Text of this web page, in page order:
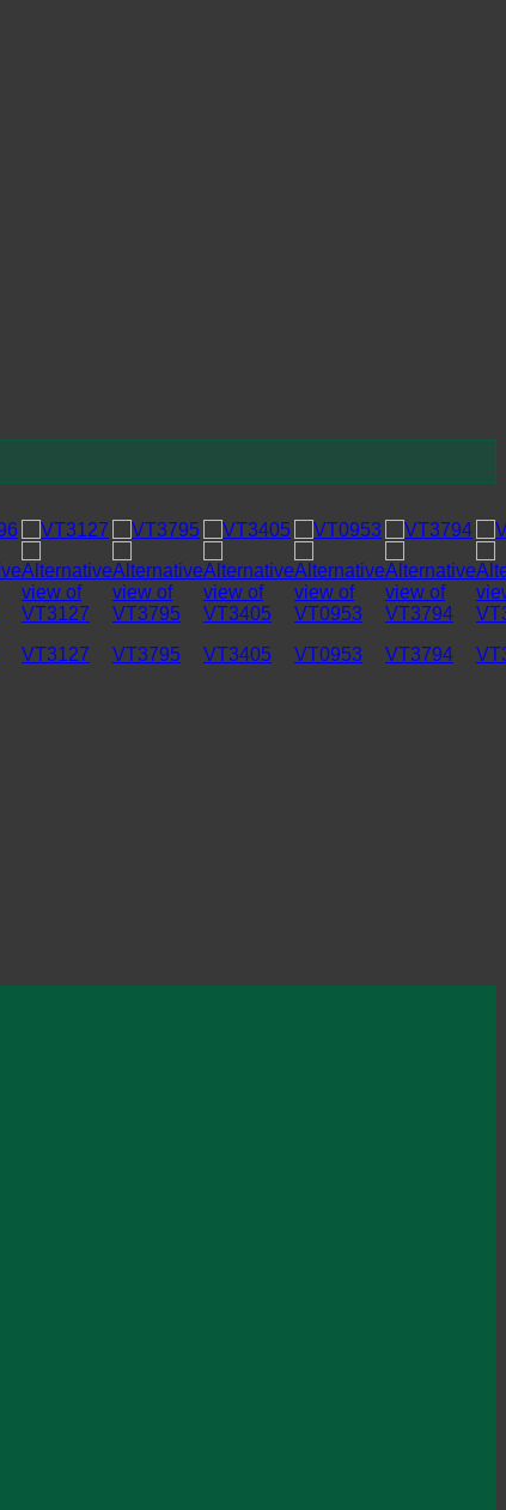
VT3127 VT3795 VT3405 VT0953 VT3794